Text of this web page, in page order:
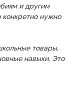
и другим
конкретно нужно
товары,
навыки. Это